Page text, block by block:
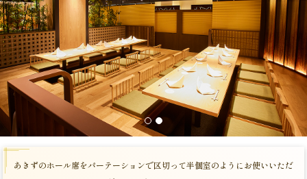
1 2
あきずのホール席をパーテーションで区切って半個室のようにお使いいただ